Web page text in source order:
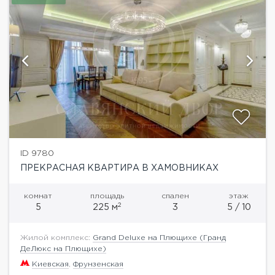
ID 9780
ПРЕКРАСНАЯ КВАРТИРА В ХАМОВНИКАХ
комнат
5
площадь
225 м2
спален
3
этаж
5 / 10
Жилой комплекс: Grand Deluxe на Плющихе (Гранд
ДеЛюкс на Плющихе)
Киевская Фрунзенская